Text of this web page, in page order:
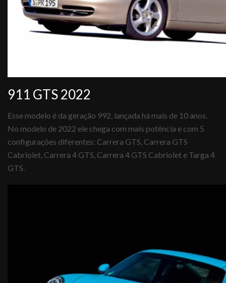
911 GTS 2022
Esse modelo é da geração 992, lançada há mais de 10 anos.
No modelo de 2022 ele chega com mais potência e com 5
configurações diferentes: Carrera GTS, Carrera GTS
Cabriolet, Carrera 4 GTS, Carrera 4 GTS Cabriolet e Targa 4
GTS.